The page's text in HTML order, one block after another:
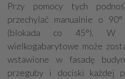
Przy pomocy tych
przechylać manualnie o
(blokada co 45°). W
wielkogabarytowe może
wstawione w fasadę
przeguby i dociski każdej